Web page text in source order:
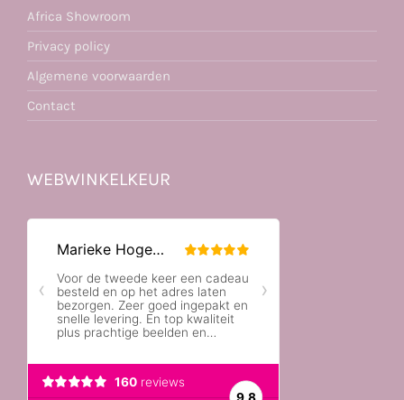
Africa Showroom
Privacy policy
Algemene voorwaarden
Contact
WEBWINKELKEUR